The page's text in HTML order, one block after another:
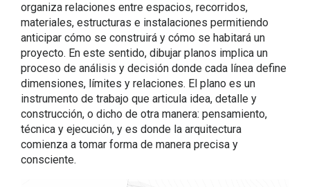
organiza relaciones entre espacios, recorridos,
materiales, estructuras e instalaciones permitiendo
anticipar cómo se construirá y cómo se habitará un
proyecto. En este sentido, dibujar planos implica un
proceso de análisis y decisión donde cada línea define
dimensiones, límites y relaciones. El plano es un
instrumento de trabajo que articula idea, detalle y
construcción, o dicho de otra manera: pensamiento,
técnica y ejecución, y es donde la arquitectura
comienza a tomar forma de manera precisa y
consciente.